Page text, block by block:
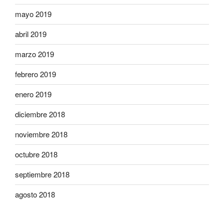
mayo 2019
abril 2019
marzo 2019
febrero 2019
enero 2019
diciembre 2018
noviembre 2018
octubre 2018
septiembre 2018
agosto 2018